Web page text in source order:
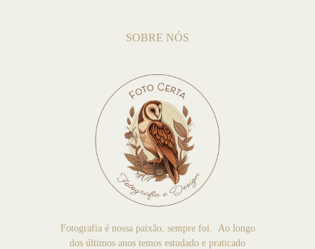
SOBRE NÓS
Fotografia é nossa paixão, sempre foi. Ao longo
dos últimos anos temos estudado e praticado